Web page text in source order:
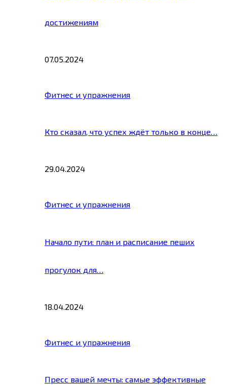
достижениям
07.05.2024
Фитнес и упражнения
Кто сказал, что успех ждёт только в конце…
29.04.2024
Фитнес и упражнения
Начало пути: план и расписание пеших
прогулок для…
18.04.2024
Фитнес и упражнения
Пресс вашей мечты: самые эффективные